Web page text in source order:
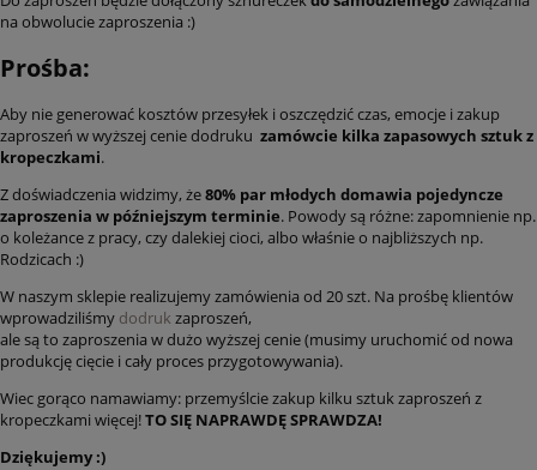
na obwolucie zaproszenia :)
Prośba:
Aby nie generować kosztów przesyłek i oszczędzić czas, emocje i zakup
zaproszeń w wyższej cenie dodruku zamówcie kilka zapasowych sztuk z
kropeczkami.
Z doświadczenia widzimy, że80% par młodych domawia pojedyncze
zaproszenia w późniejszym terminie. Powody są różne: zapomnienie np.
o koleżance z pracy, czy dalekiej cioci, albo właśnie o najbliższych np.
Rodzicach :)
W naszym sklepie realizujemy zamówienia od 20 szt. Na prośbę klientów
wprowadziliśmy dodruk zaproszeń,
ale są to zaproszenia w dużo wyższej cenie (musimy uruchomić od nowa
produkcję cięcie i cały proces przygotowywania).
Wiec gorąco namawiamy: przemyślcie zakup kilku sztuk zaproszeń z
kropeczkami więcej!TO SIĘ NAPRAWDĘ SPRAWDZA!
Dziękujemy :)